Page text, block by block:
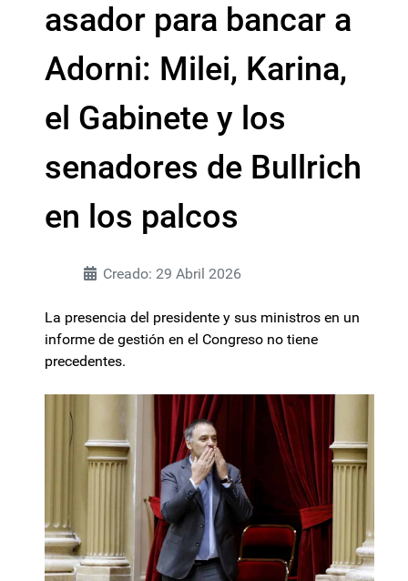
asador para bancar a
Adorni: Milei, Karina,
el Gabinete y los
senadores de Bullrich
en los palcos
Creado: 29 Abril 2026
La presencia del presidente y sus ministros en un
informe de gestión en el Congreso no tiene
precedentes.